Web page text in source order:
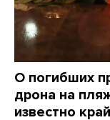
О погибших
дрона на
известно